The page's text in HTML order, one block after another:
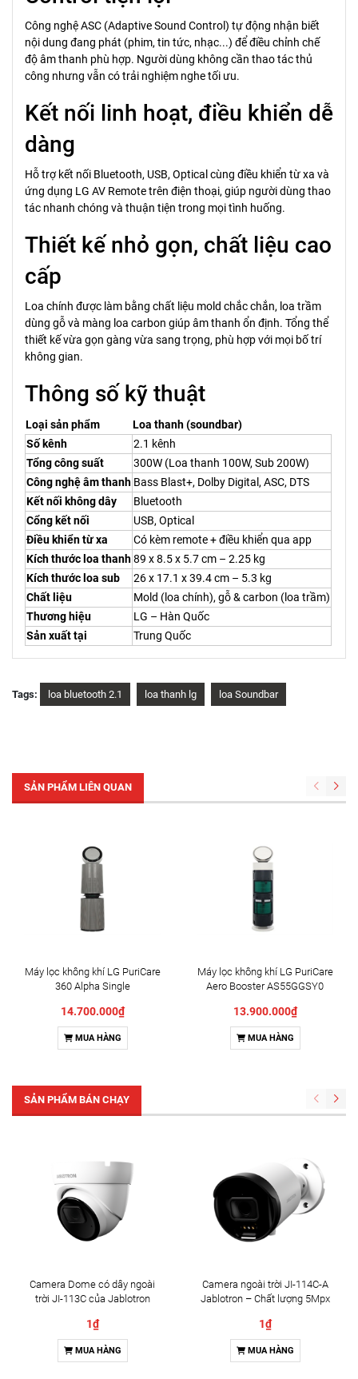
Công nghệ ASC (Adaptive Sound Control) tự động nhận biết
nội dung đang phát (phim, tin tức, nhạc...) để điều chỉnh chế
độ âm thanh phù hợp. Người dùng không cần thao tác thủ
công nhưng vẫn có trải nghiệm nghe tối ưu.
Kết nối linh hoạt, điều khiển dễ
dàng
Hỗ trợ kết nối Bluetooth, USB, Optical cùng điều khiển từ xa và
ứng dụng LG AV Remote trên điện thoại, giúp người dùng thao
tác nhanh chóng và thuận tiện trong mọi tình huống.
Thiết kế nhỏ gọn, chất liệu cao
cấp
Loa chính được làm bằng chất liệu mold chắc chắn, loa trầm
dùng gỗ và màng loa carbon giúp âm thanh ổn định. Tổng thể
thiết kế vừa gọn gàng vừa sang trọng, phù hợp với mọi bố trí
không gian.
Thông số kỹ thuật
Loại sản phẩm
Loa thanh (soundbar)
Số kênh
2.1 kênh
Tổng công suất
300W (Loa thanh 100W, Sub 200W)
Công nghệ âm thanh Bass Blast+, Dolby Digital, ASC, DTS
Kết nối không dây
Bluetooth
Cổng kết nối
USB, Optical
Điều khiển từ xa
Có kèm remote + điều khiển qua app
Kích thước loa thanh89 x 8.5 x 5.7 cm – 2.25 kg
Kích thước loa sub
26 x 17.1 x 39.4 cm – 5.3 kg
Chất liệu
Mold (loa chính), gỗ & carbon (loa trầm)
Thương hiệu
LG – Hàn Quốc
Sản xuất tại
Trung Quốc
Tags: loa bluetooth 2.1 loa thanh lg loa Soundbar
SẢN PHẨM LIÊN QUAN
Máy lọc không khí LG PuriCare
360 Alpha Single
14.700.000₫
MUA HÀNG
Máy lọc không khí LG PuriCare
Aero Booster AS55GGSY0
13.900.000₫
MUA HÀNG
SẢN PHẨM BÁN CHẠY
Camera Dome có dây ngoài
trời JI-113C của Jablotron
1₫
MUA HÀNG
Camera ngoài trời JI-114C-A
Jablotron – Chất lượng 5Mpx
1₫
MUA HÀNG